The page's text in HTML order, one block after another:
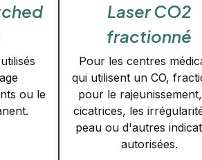
ou le
Laser CO2
fractionné
Pour les centres
qui utilisent un CO,
pour le
cicatrices, les
peau ou d'autres
autorisées.